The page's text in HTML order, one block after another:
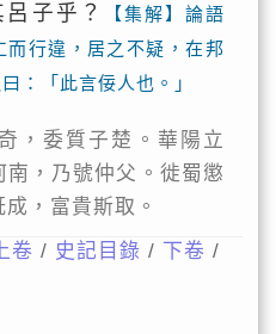
子乎？
【集解】論語
而行違，居之不疑，在邦
：「此言佞人也。」
，委質子楚。華陽立
，乃號仲父。徙蜀懲
，富貴斯取。
卷 / 史記目錄 / 下卷 /